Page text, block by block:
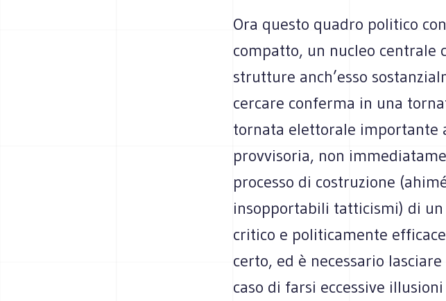
Ora questo quadro politico
compatto, un nucleo centrale
strutture anch’esso
cercare conferma in una
tornata elettorale importante
provvisoria, non
processo di costruzione
insopportabili tatticismi) di
critico e politicamente
certo, ed è necessario
caso di farsi eccessive